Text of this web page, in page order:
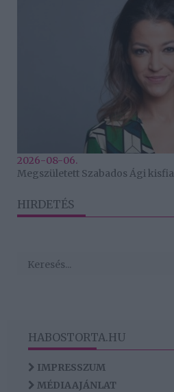
2026-08-06.
Megszületett Szabados Ági kisfia
HIRDETÉS
HABOSTORTA.HU
IMPRESSZUM
MÉDIAAJÁNLAT